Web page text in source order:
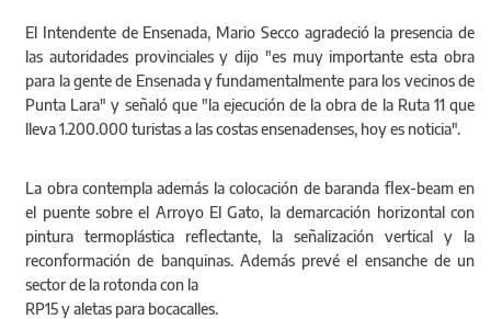
El Intendente de Ensenada, Mario Secco agradeció la presencia de
las autoridades provinciales y dijo "es muy importante esta obra
para la gente de Ensenada y fundamentalmente para los vecinos de
Punta Lara" y señaló que "la ejecución de la obra de la Ruta 11 que
lleva 1.200.000 turistas a las costas ensenadenses, hoy es noticia".
La obra contempla además la colocación de baranda flex-beam en
el puente sobre el Arroyo El Gato, la demarcación horizontal con
pintura termoplástica reflectante, la señalización vertical y la
reconformación de banquinas. Además prevé el ensanche de un
sector de la rotonda con la
RP15 y aletas para bocacalles.